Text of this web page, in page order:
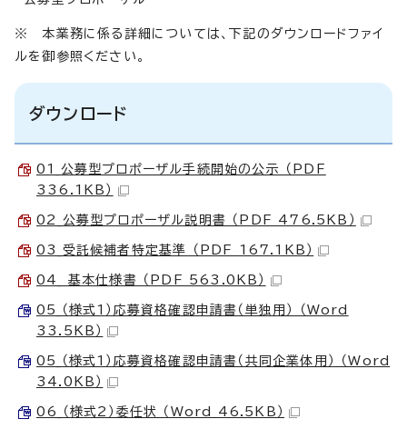
※ 本業務に係る詳細については、下記のダウンロードファイ
ルを御参照ください。
ダウンロード
01_公募型プロポーザル手続開始の公示 （PDF
336.1KB）
02_公募型プロポーザル説明書 （PDF 476.5KB）
03_受託候補者特定基準 （PDF 167.1KB）
04_ 基本仕様書 （PDF 563.0KB）
05_（様式1）応募資格確認申請書（単独用） （Word
33.5KB）
05_（様式1）応募資格確認申請書（共同企業体用） （Word
34.0KB）
06_（様式2）委任状 （Word 46.5KB）